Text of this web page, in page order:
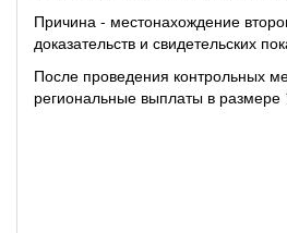
Причина - местонахождение
доказательств и свидетельских
После проведения контрольных
региональные выплаты в